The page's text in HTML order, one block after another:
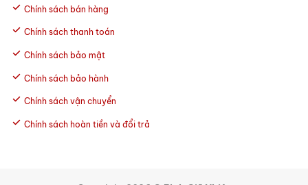
Chính sách bán hàng
Chính sách thanh toán
Chính sách bảo mật
Chính sách bảo hành
Chính sách vận chuyển
Chính sách hoàn tiền và đổi trả